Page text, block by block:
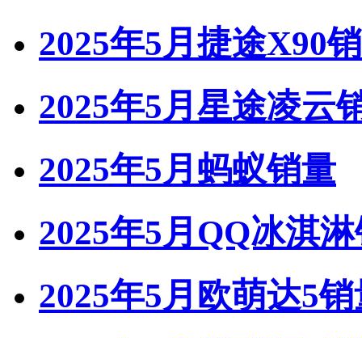
2025年5月捷途X90
2025年5月星途凌云
2025年5月蚂蚁销量
2025年5月QQ冰淇
2025年5月欧萌达5